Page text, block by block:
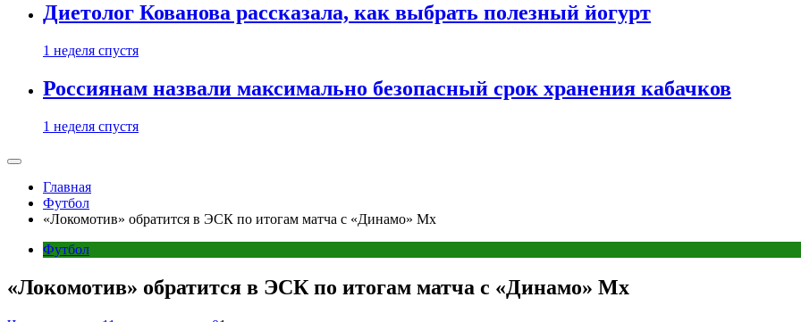
Диетолог Кованова рассказала, как выбрать полезный йогурт
1 неделя спустя
Россиянам назвали максимально безопасный срок хранения кабачков
1 неделя спустя
Главная
Футбол
«Локомотив» обратится в ЭСК по итогам матча с «Динамо» Мх
Футбол
«Локомотив» обратится в ЭСК по итогам матча с «Динамо» Мх